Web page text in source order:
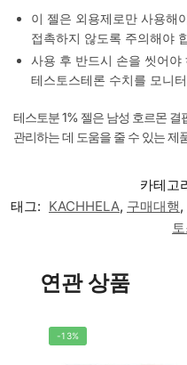
이 젤은 외용제로만 사용해
접촉하지 않도록 주의해야
사용 후 반드시 손을 씻어야
테스토스테론 수치를 모니
테스토분 1% 젤은 남성 호르몬
관리하는 데 도움을 줄 수 있는 제
카테고
태그: KACHHELA, 구매대행,
연관 상품
-13%